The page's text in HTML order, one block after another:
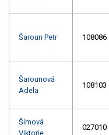
Šaroun Petr 108086
Šarounová
Adela
108103
Šímová
Viktorie
027010